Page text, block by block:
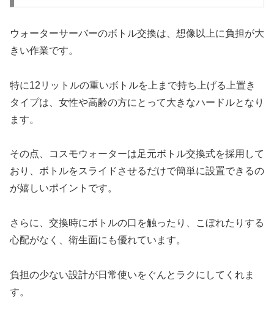
ウォーターサーバーのボトル交換は、想像以上に負担が大
きい作業です。
特に12リットルの重いボトルを上まで持ち上げる上置き
タイプは、女性や高齢の方にとって大きなハードルとなり
ます。
その点、コスモウォーターは足元ボトル交換式を採用して
おり、ボトルをスライドさせるだけで簡単に設置できるの
が嬉しいポイントです。
さらに、交換時にボトルの口を触ったり、こぼれたりする
心配がなく、衛生面にも優れています。
負担の少ない設計が日常使いをぐんとラクにしてくれま
す。